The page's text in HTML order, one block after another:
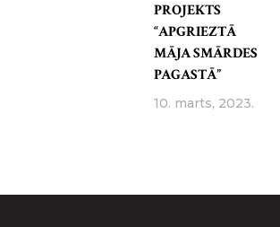
PROJEKTS
“APGRIEZTĀ
MĀJA SMĀRDES
PAGASTĀ”
10. marts, 2023.